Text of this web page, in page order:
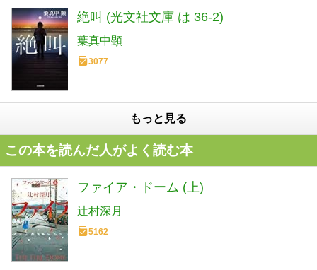
絶叫 (光文社文庫 は 36-2)
葉真中顕
3077
もっと見る
この本を読んだ人がよく読む本
ファイア・ドーム (上)
辻村深月
5162